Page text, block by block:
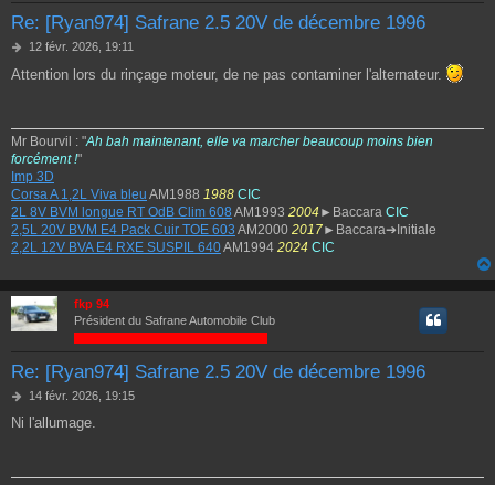
Re: [Ryan974] Safrane 2.5 20V de décembre 1996
M
s
g
e
12 févr. 2026, 19:11
Attention lors du rinçage moteur, de ne pas contaminer l'alternateur.
Mr Bourvil : "Ah bah maintenant, elle va marcher beaucoup moins bien
forcément !"
Imp 3D
Corsa A 1,2L Viva bleu AM1988 1988 CIC
2L 8V BVM longue RT OdB Clim 608 AM1993 2004 ►Baccara CIC
2,5L 20V BVM E4 Pack Cuir TOE 603 AM2000 2017►Baccara➔Initiale
2,2L 12V BVA E4 RXE SUSPIL 640AM1994 2024 CIC
fkp 94
Président du Safrane Automobile Club
Re: [Ryan974] Safrane 2.5 20V de décembre 1996
M
s
g
14 févr. 2026, 19:15
Ni l'allumage.